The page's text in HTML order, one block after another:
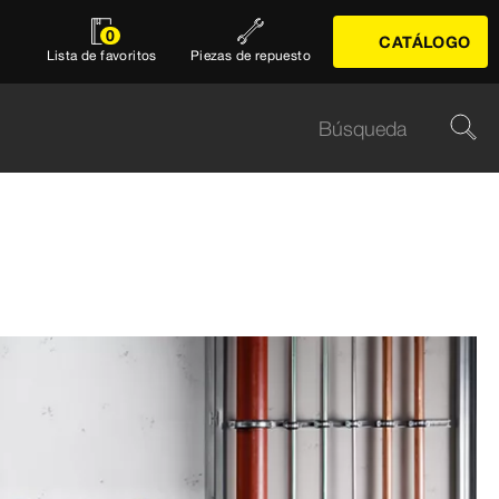
0
Lista de favoritos Piezas de repuesto
CATÁLOGO